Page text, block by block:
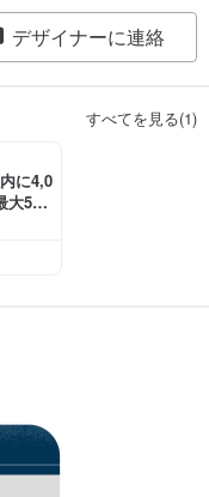
デザイナーに連絡
すべてを見る(1)
に4,0
大500